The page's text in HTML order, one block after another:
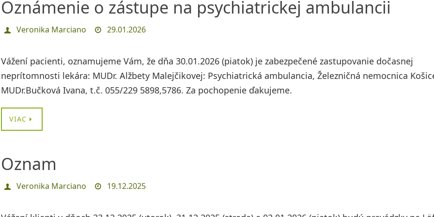
Oznámenie o zástupe na psychiatrickej ambulancii
Veronika Marciano 29.01.2026
Vážení pacienti, oznamujeme Vám, že dňa 30.01.2026 (piatok) je zabezpečené zastupovanie dočasnej
neprítomnosti lekára: MUDr. Alžbety Malejčikovej: Psychiatrická ambulancia, Železničná nemocnica
MUDr.Bučková Ivana, t.č. 055/229 5898,5786. Za pochopenie ďakujeme.
VIAC
Oznam
Veronika Marciano 19.12.2025